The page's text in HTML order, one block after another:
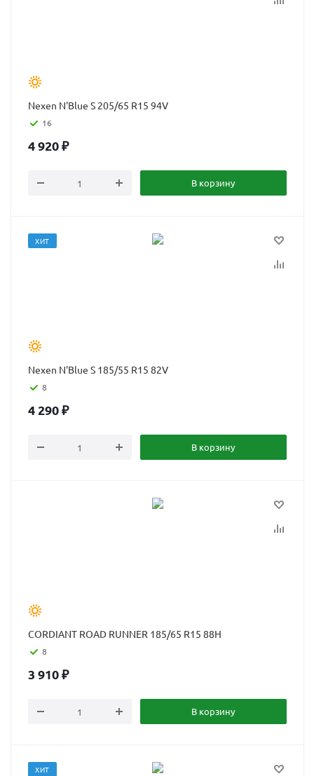
Nexen N'Blue S 205/65 R15 94V
16
4 920₽
В корзину
ХИТ
Nexen N'Blue S 185/55 R15 82V
8
4 290₽
В корзину
CORDIANT ROAD RUNNER 185/65 R15 88H
8
3 910₽
В корзину
ХИТ